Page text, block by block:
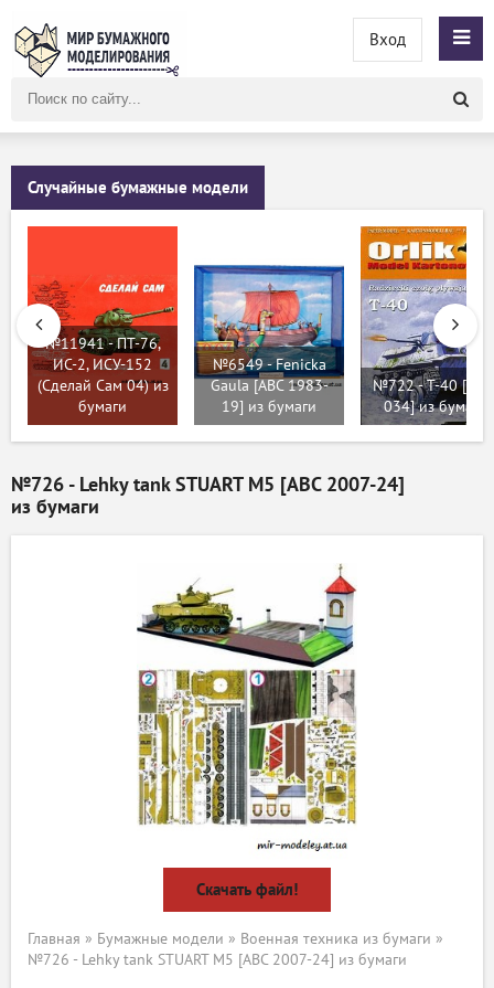
сайту
Вход
Случайные бумажные модели
№11941 - ПТ-76,
ИС-2, ИСУ-152
(Сделай Сам 04) из
бумаги
№6549 - Fenicka
Gaula [ABC 1983-
19] из бумаги
№722 - T-40
034] из бумаги
№726 - Lehky tank STUART M5 [ABC 2007-24]
из бумаги
Скачать файл!
Главная » Бумажные модели » Военная техника из бумаги »
№726 - Lehky tank STUART M5 [ABC 2007-24] из бумаги